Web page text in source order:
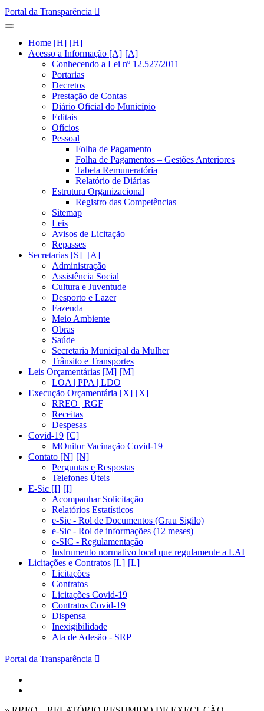
Portal da Transparência
Home [H]
Acesso a Informação [A]
Conhecendo a Lei nº 12.527/2011
Portarias
Decretos
Prestação de Contas
Diário Oficial do Município
Editais
Ofícios
Pessoal
Folha de Pagamento
Folha de Pagamentos – Gestões Anteriores
Tabela Remuneratória
Relatório de Diárias
Estrutura Organizacional
Registro das Competências
Sitemap
Leis
Avisos de Licitação
Repasses
Secretarias [S]
Administração
Assistência Social
Cultura e Juventude
Desporto e Lazer
Fazenda
Meio Ambiente
Obras
Saúde
Secretaria Municipal da Mulher
Trânsito e Transportes
Leis Orçamentárias [M]
LOA | PPA | LDO
Execução Orçamentária [X]
RREO | RGF
Receitas
Despesas
Covid-19
MOnitor Vacinação Covid-19
Contato [N]
Perguntas e Respostas
Telefones Úteis
E-Sic [I]
Acompanhar Solicitação
Relatórios Estatísticos
e-Sic - Rol de Documentos (Grau Sigilo)
e-Sic - Rol de informações (12 meses)
e-SIC - Regulamentação
Instrumento normativo local que regulamente a LAI
Licitações e Contratos [L]
Licitações
Contratos
Licitações Covid-19
Contratos Covid-19
Dispensa
Inexigibilidade
Ata de Adesão - SRP
Portal da Transparência